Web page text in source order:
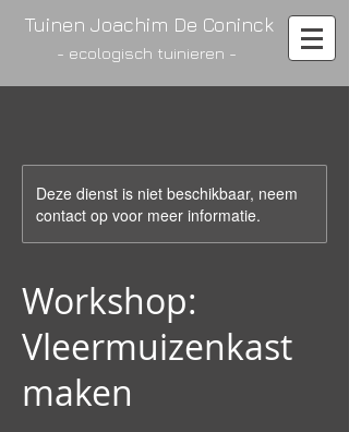
Tuinen ​Joachim De Coninck
- ecologisch tuinieren -
Deze dienst is niet beschikbaar, neem
contact op voor meer informatie.
Workshop:
Vleermuizenkast
maken